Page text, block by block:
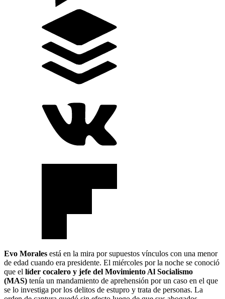
Evo Morales está en la mira por supuestos vínculos con una menor
de edad cuando era presidente. El miércoles por la noche se conoció
que el líder cocalero y jefe del Movimiento Al Socialismo
(MAS) tenía un mandamiento de aprehensión por un caso en el que
se lo investiga por los delitos de estupro y trata de personas. La